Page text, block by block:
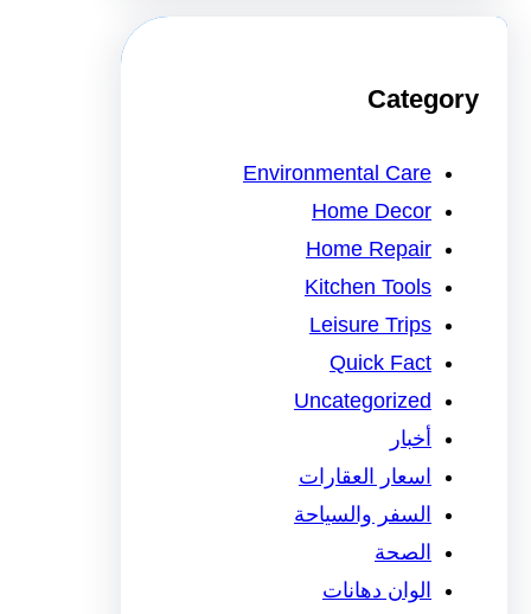
Category
Environmental Care
Home Decor
Home Repair
Kitchen Tools
Leisure Trips
Quick Fact
Uncategorized
أخبار
اسعار العقارات
السفر والسياحة
الصحة
الوان دهانات